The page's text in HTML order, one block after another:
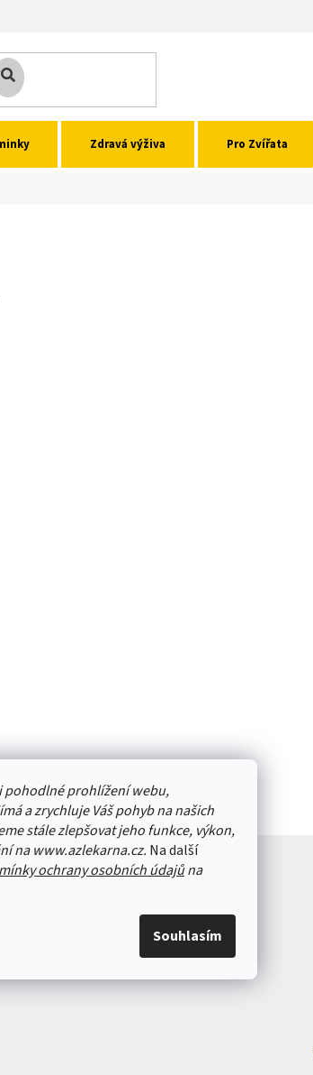
pohodlné prohlížení webu,
a zrychluje Váš pohyb na našich
stále zlepšovat jeho funkce, výkon,
na www.azlekarna.cz. Na další
ochrany osobních údajůna
Souhlasím
Zdravá výživa Pro Zvířata